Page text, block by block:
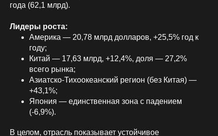
года (62,1 млрд).
Лидеры роста:
Америка — 20,78 млрд долларов, +25,5% год к
году;
Китай — 17,63 млрд, +12,4%, доля — 27,2%
всего рынка;
Азиатско-Тихоокеанский регион (без Китая) —
+43,1%;
Япония — единственная зона с падением
(-6,9%).
В целом, отрасль показывает устойчивое